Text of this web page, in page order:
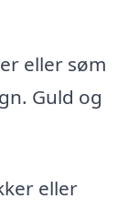
eller søm
Guld og
eller